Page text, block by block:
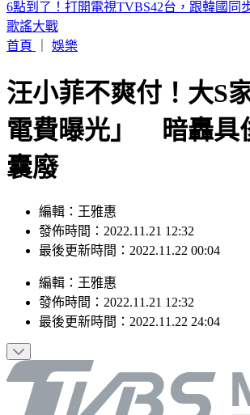
詐團下重本「先發薪」再收割 打工女領薪
首頁｜ 娛樂
汪小菲不爽付！大S
電費曝光」 暗轟具
囊廢
發佈時間：2022.11.21 12:32
最後更新時間：2022.11.22 00:04
發佈時間：2022.11.21 12:32
最後更新時間：2022.11.22 24:04